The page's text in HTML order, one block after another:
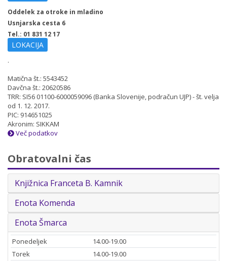
Oddelek za otroke in mladino
Usnjarska cesta 6
Tel.: 01 831 12 17
LOKACIJA
.
Matična št.: 5543452
Davčna št.: 20620586
TRR: SI56 01100-6000059096 (Banka Slovenije, podračun UJP) - št. velja
od 1. 12. 2017.
PIC: 914651025
Akronim: SIKKAM
Več podatkov
Obratovalni čas
Knjižnica Franceta B. Kamnik
Enota Komenda
Enota Šmarca
Ponedeljek
14.00-19.00
Torek
14.00-19.00